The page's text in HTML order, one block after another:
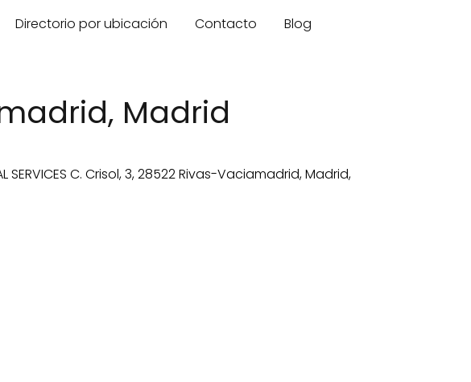
Directorio por ubicación Contacto Blog
Madrid